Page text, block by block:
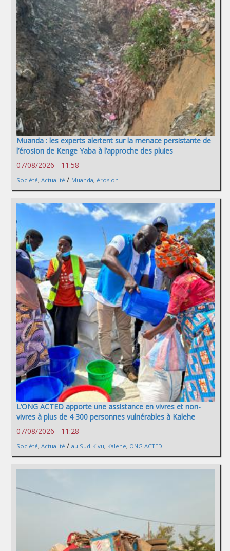
Muanda : les experts alertent sur la menace persistante de
l’érosion de Kenge Yaba à l’approche des pluies
07/08/2026 - 11:58
Société, Actualité / Muanda, érosion
L’ONG ACTED apporte une assistance en vivres et non-
vivres à plus de 4 300 personnes vulnérables à Kalehe
07/08/2026 - 11:28
Société, Actualité / au Sud-Kivu, Kalehe, ONG ACTED